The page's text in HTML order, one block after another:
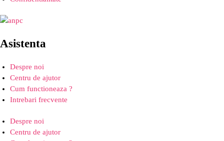
Asistenta
Despre noi
Centru de ajutor
Cum functioneaza ?
Intrebari frecvente
Despre noi
Centru de ajutor